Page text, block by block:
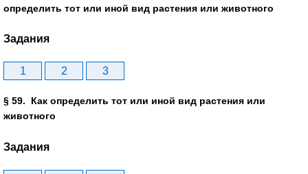
определить тот или иной вид растения или животного
Задания
1 2 3
§ 59. Как определить тот или иной вид растения или
животного
Задания